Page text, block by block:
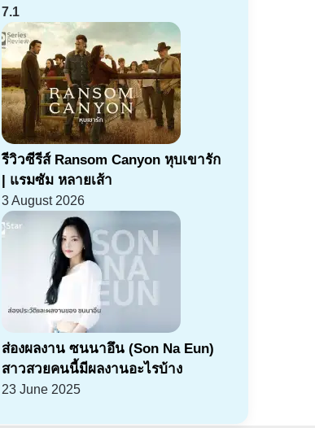
7.1
รีวิวซีรีส์ Ransom Canyon หุบเขารัก
| แรมซัม หลายเส้า
3 August 2026
ส่องผลงาน ซนนาอึน (Son Na Eun)
สาวสวยคนนี้มีผลงานอะไรบ้าง
23 June 2025